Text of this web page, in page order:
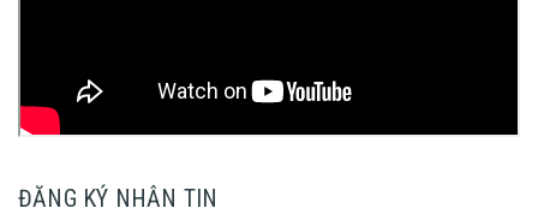
ĐĂNG KÝ NHẬN TIN